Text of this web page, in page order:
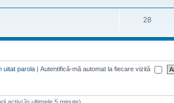
28
uitat parola | Autentifică-mă automat la fiecare vizită
activi în ultimele 5 minute)